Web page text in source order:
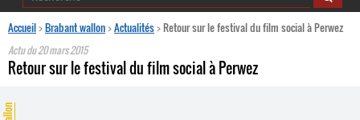
Accueil>Brabant wallon>Actualités>Retour sur le festival du film social à Perwez
Actu du20 mars 2015
Retour sur le festival du film social à Perwez